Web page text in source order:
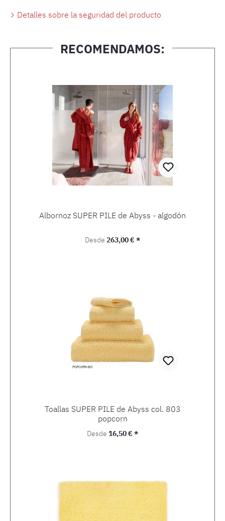
Detalles sobre la seguridad del producto
RECOMENDAMOS:
Albornoz SUPER PILE de Abyss - algodón
Precio normal:
Desde 263,00 € *
Toallas SUPER PILE de Abyss col. 803
popcorn
Precio normal:
Desde 16,50 € *